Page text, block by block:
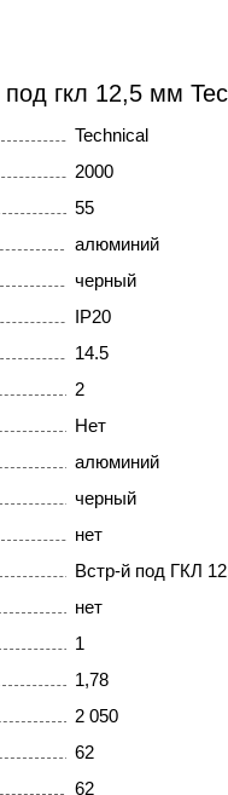
гкл 12,5 мм
Technical
2000
55
алюминий
черный
IP20
14.5
2
Нет
алюминий
черный
нет
Встр-й под ГКЛ
нет
1
1,78
2 050
62
62